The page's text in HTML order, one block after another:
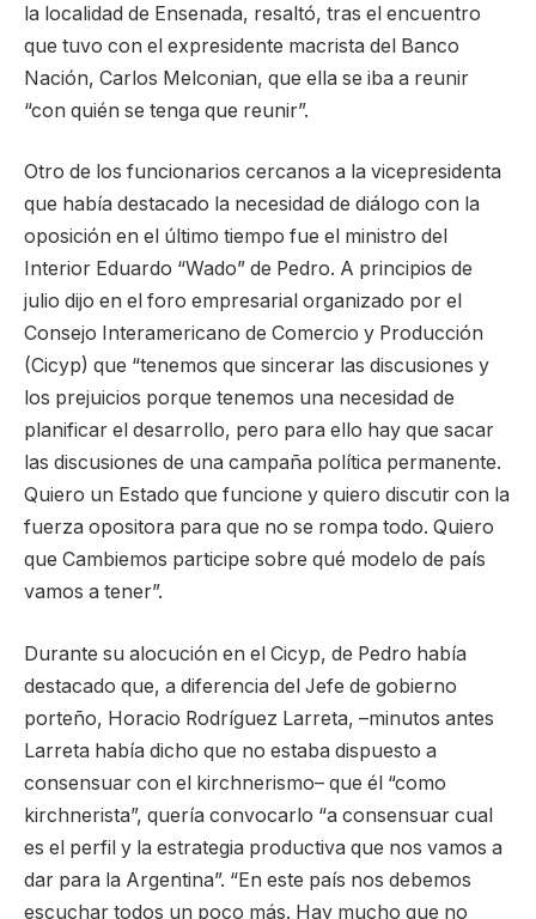
la localidad de Ensenada, resaltó, tras el encuentro
que tuvo con el expresidente macrista del Banco
Nación, Carlos Melconian, que ella se iba a reunir
“con quién se tenga que reunir”.
Otro de los funcionarios cercanos a la vicepresidenta
que había destacado la necesidad de diálogo con la
oposición en el último tiempo fue el ministro del
Interior Eduardo “Wado” de Pedro. A principios de
julio dijo en el foro empresarial organizado por el
Consejo Interamericano de Comercio y Producción
(Cicyp) que “tenemos que sincerar las discusiones y
los prejuicios porque tenemos una necesidad de
planificar el desarrollo, pero para ello hay que sacar
las discusiones de una campaña política permanente.
Quiero un Estado que funcione y quiero discutir con la
fuerza opositora para que no se rompa todo. Quiero
que Cambiemos participe sobre qué modelo de país
vamos a tener”.
Durante su alocución en el Cicyp, de Pedro había
destacado que, a diferencia del Jefe de gobierno
porteño, Horacio Rodríguez Larreta, –minutos antes
Larreta había dicho que no estaba dispuesto a
consensuar con el kirchnerismo– que él “como
kirchnerista”, quería convocarlo “a consensuar cual
es el perfil y la estrategia productiva que nos vamos a
dar para la Argentina”. “En este país nos debemos
escuchar todos un poco más. Hay mucho que no